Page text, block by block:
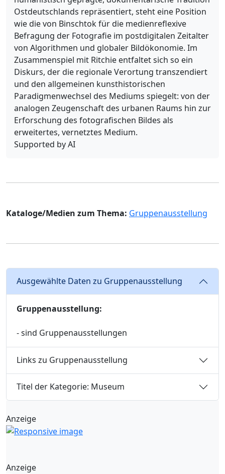
Ostdeutschlands repräsentiert, steht eine Position
wie die von Binschtok für die medienreflexive
Befragung der Fotografie im postdigitalen Zeitalter
von Algorithmen und globaler Bildökonomie. Im
Zusammenspiel mit Ritchie entfaltet sich so ein
Diskurs, der die regionale Verortung transzendiert
und den allgemeinen kunsthistorischen
Paradigmenwechsel des Mediums spiegelt: von der
analogen Zeugenschaft des urbanen Raums hin zur
Erforschung des fotografischen Bildes als
erweitertes, vernetztes Medium.
Supported by AI
Kataloge/Medien zum Thema: Gruppenausstellung
Ausgewählte Daten zu Gruppenausstellung
Gruppenausstellung:
- sind Gruppenausstellungen
Links zu Gruppenausstellung
Titel der Kategorie: Museum
Anzeige
Anzeige